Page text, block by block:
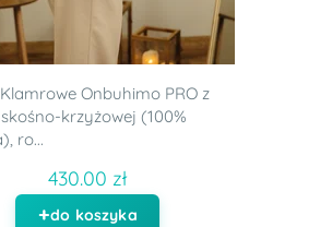
Klamrowe Onbuhimo PRO z
krzyżowej (100%
ro...
430.00 zł
do koszyka